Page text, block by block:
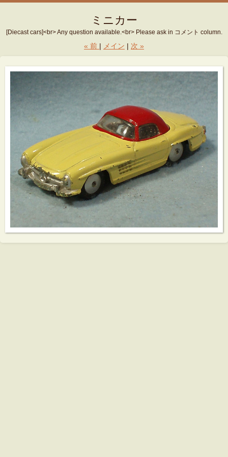
ミニカー
[Diecast cars]<br> Any question available.<br> Please ask in コメント column.
« 前 メイン 次 »